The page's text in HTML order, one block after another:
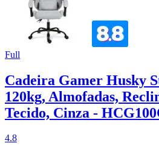
Full
Cadeira Gamer Husky
120kg, Almofadas,
Tecido, Cinza -
4.8